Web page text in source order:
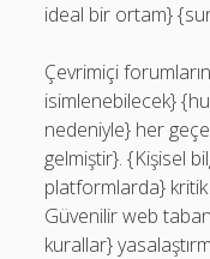
ideal bir ortam}
Çevrimiçi
isimlenebilecek}
nedeniyle} her
gelmiştir}. {Kişisel
platformlarda}
Güvenilir web
kurallar}